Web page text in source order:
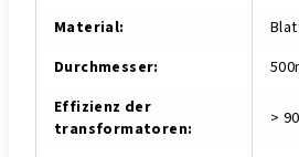
Material:
Durchmesser:
Effizienz der
transformatoren: >